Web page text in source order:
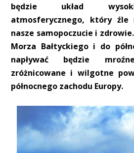
będzie układ
atmosferycznego, który źle
nasze samopoczucie i
Morza Bałtyckiego i do
napływać będzie
zróżnicowane i wilgotne
północnego zachodu Europy.